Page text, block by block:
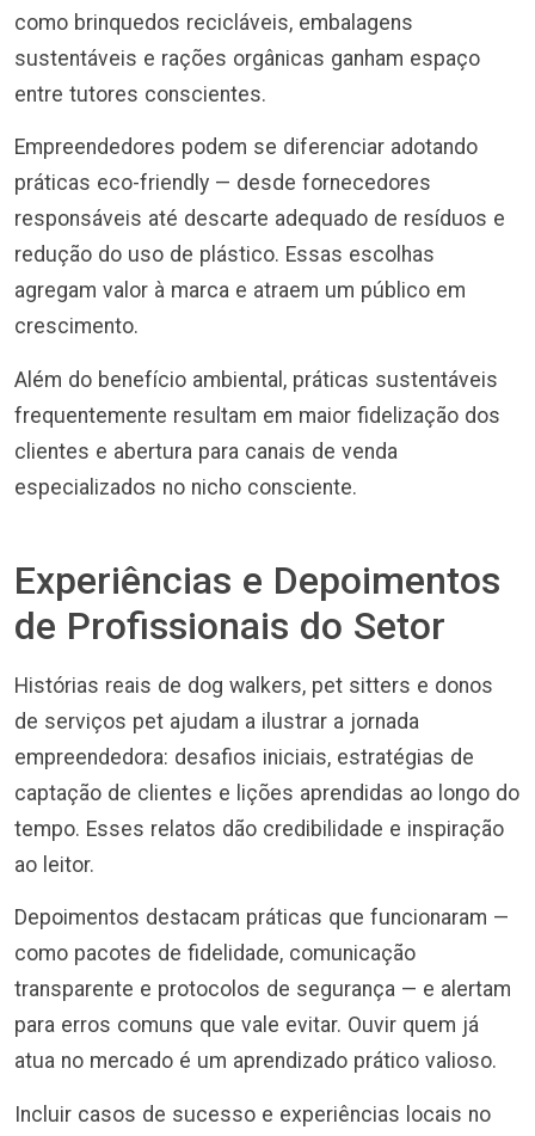
como brinquedos recicláveis, embalagens
sustentáveis e rações orgânicas ganham espaço
entre tutores conscientes.
Empreendedores podem se diferenciar adotando
práticas eco-friendly — desde fornecedores
responsáveis até descarte adequado de resíduos e
redução do uso de plástico. Essas escolhas
agregam valor à marca e atraem um público em
crescimento.
Além do benefício ambiental, práticas sustentáveis
frequentemente resultam em maior fidelização dos
clientes e abertura para canais de venda
especializados no nicho consciente.
Experiências e Depoimentos
de Profissionais do Setor
Histórias reais de dog walkers, pet sitters e donos
de serviços pet ajudam a ilustrar a jornada
empreendedora: desafios iniciais, estratégias de
captação de clientes e lições aprendidas ao longo do
tempo. Esses relatos dão credibilidade e inspiração
ao leitor.
Depoimentos destacam práticas que funcionaram —
como pacotes de fidelidade, comunicação
transparente e protocolos de segurança — e alertam
para erros comuns que vale evitar. Ouvir quem já
atua no mercado é um aprendizado prático valioso.
Incluir casos de sucesso e experiências locais no